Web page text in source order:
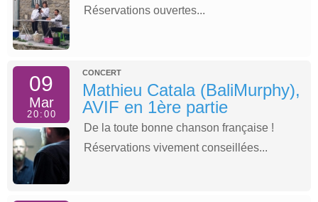
Réservations ouvertes...
09
Mar
20:00
CONCERT
Mathieu Catala (BaliMurphy),
AVIF en 1ère partie
De la toute bonne chanson française !
Réservations vivement conseillées...